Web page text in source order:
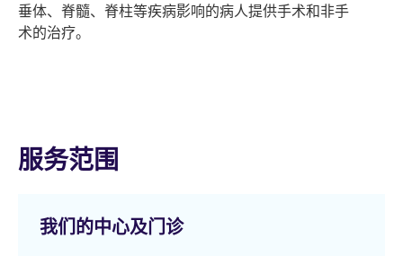
垂体、脊髓、脊柱等疾病影响的病人提供手术和非手
术的治疗。
服务范围
我们的中心及门诊